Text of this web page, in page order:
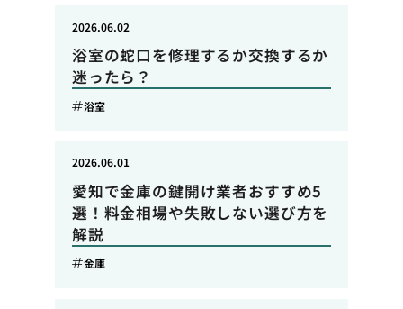
浴室の蛇口を修理するか交換するか
迷ったら？
2026.06.02
浴室
愛知で金庫の鍵開け業者おすすめ5
選！料金相場や失敗しない選び方を
解説
2026.06.01
金庫